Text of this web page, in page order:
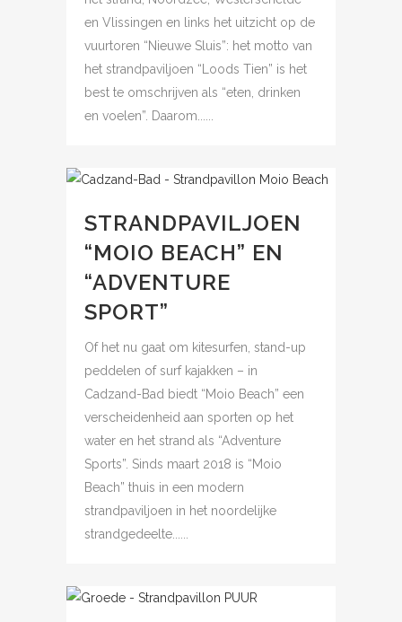
en Vlissingen en links het uitzicht op de
vuurtoren “Nieuwe Sluis”: het motto van
het strandpaviljoen “Loods Tien” is het
best te omschrijven als “eten, drinken
en voelen”. Daarom......
STRANDPAVILJOEN
“MOIO BEACH” EN
“ADVENTURE
SPORT”
Of het nu gaat om kitesurfen, stand-up
peddelen of surf kajakken – in
Cadzand-Bad biedt “Moio Beach” een
verscheidenheid aan sporten op het
water en het strand als “Adventure
Sports”. Sinds maart 2018 is “Moio
Beach” thuis in een modern
strandpaviljoen in het noordelijke
strandgedeelte......